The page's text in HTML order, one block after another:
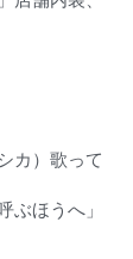
カ）歌って
ほうへ」